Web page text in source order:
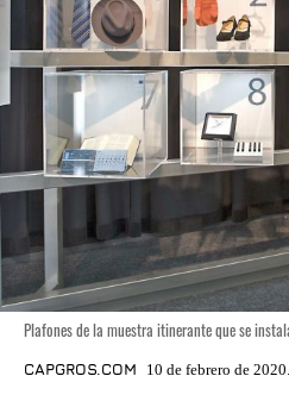
Plafones de la muestra itinerante que se
CAPGROS.COM 10 de febrero de